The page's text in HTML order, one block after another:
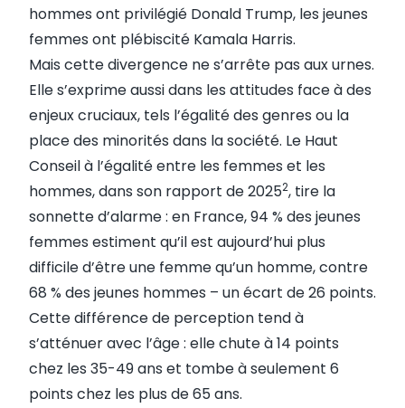
hommes ont privilégié Donald Trump, les jeunes
femmes ont plébiscité Kamala Harris.
Mais cette divergence ne s’arrête pas aux urnes.
Elle s’exprime aussi dans les attitudes face à des
enjeux cruciaux, tels l’égalité des genres ou la
place des minorités dans la société. Le Haut
Conseil à l’égalité entre les femmes et les
hommes, dans son rapport de 20252, tire la
sonnette d’alarme : en France, 94 % des jeunes
femmes estiment qu’il est aujourd’hui plus
difficile d’être une femme qu’un homme, contre
68 % des jeunes hommes – un écart de 26 points.
Cette différence de perception tend à
s’atténuer avec l’âge : elle chute à 14 points
chez les 35-49 ans et tombe à seulement 6
points chez les plus de 65 ans.